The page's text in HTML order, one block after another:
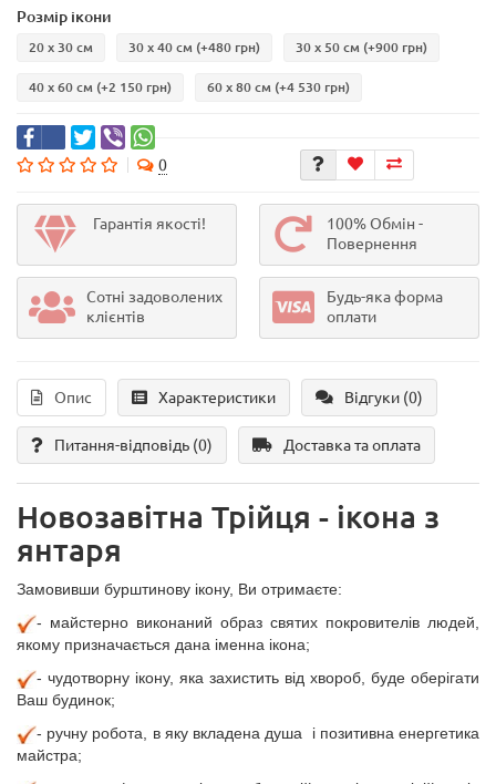
Розмір ікони
20 х 30 см 30 х 40 см (+480 грн) 30 х 50 см (+900 грн)
40 х 60 см (+2 150 грн) 60 х 80 см (+4 530 грн)
0
Гарантія якості!
100% Обмін -
Повернення
Сотні задоволених
клієнтів
Будь-яка форма
оплати
Опис Характеристики Відгуки (0)
Питання-відповідь (0) Доставка та оплата
Новозавітна Трійця - ікона з
янтаря
Замовивши бурштинову ікону, Ви отримаєте:
- майстерно виконаний образ святих покровителів людей,
якому призначається дана іменна ікона;
- чудотворну ікону, яка захистить від хвороб, буде оберігати
Ваш будинок;
- ручну робота, в яку вкладена душа і позитивна енергетика
майстра;